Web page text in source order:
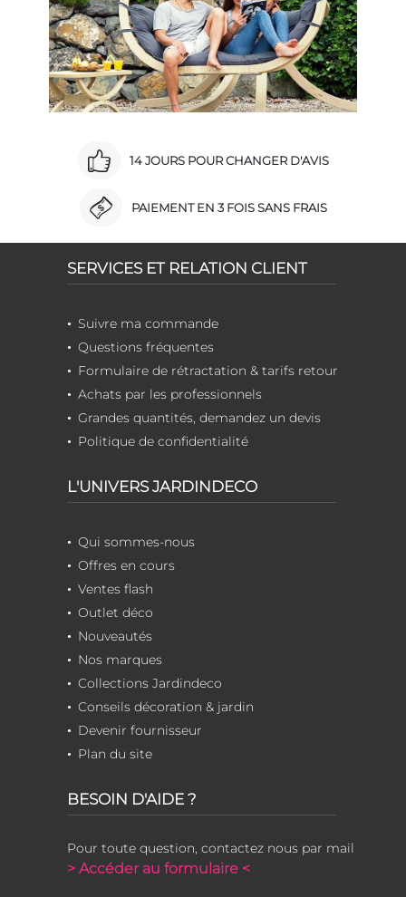
14 JOURS POUR CHANGER D'AVIS
PAIEMENT EN 3 FOIS SANS FRAIS
SERVICES ET RELATION CLIENT
Suivre ma commande
Questions fréquentes
Formulaire de rétractation & tarifs retour
Achats par les professionnels
Grandes quantités, demandez un devis
Politique de confidentialité
L'UNIVERS JARDINDECO
Qui sommes-nous
Offres en cours
Ventes flash
Outlet déco
Nouveautés
Nos marques
Collections Jardindeco
Conseils décoration & jardin
Devenir fournisseur
Plan du site
BESOIN D'AIDE ?
Pour toute question, contactez nous par mail
> Accéder au formulaire <